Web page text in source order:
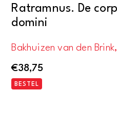
Ratramnus. De
domini
Bakhuizen van den
€38,75
BESTEL